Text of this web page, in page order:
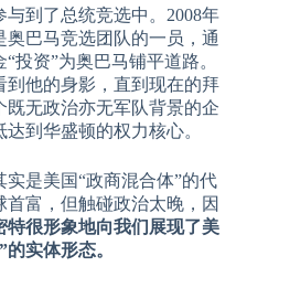
到了总统竞选中。2008年
巴马竞选团队的一员，通
投资”为奥巴马铺平道路。
他的身影，直到现在的拜
无政治亦无军队背景的企
到华盛顿的权力核心。
是美国“政商混合体”的代
富，但触碰政治太晚，因
特很形象地向我们展现了美
实体形态。